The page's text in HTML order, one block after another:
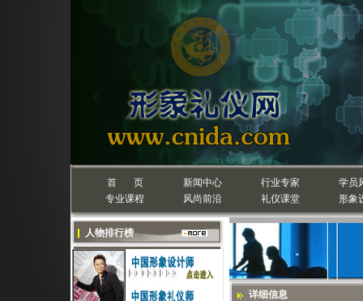
首 页 新闻中心 行业专家
学员
专业课程
风尚前沿 礼仪课堂 形象
人物排行榜
详细信息